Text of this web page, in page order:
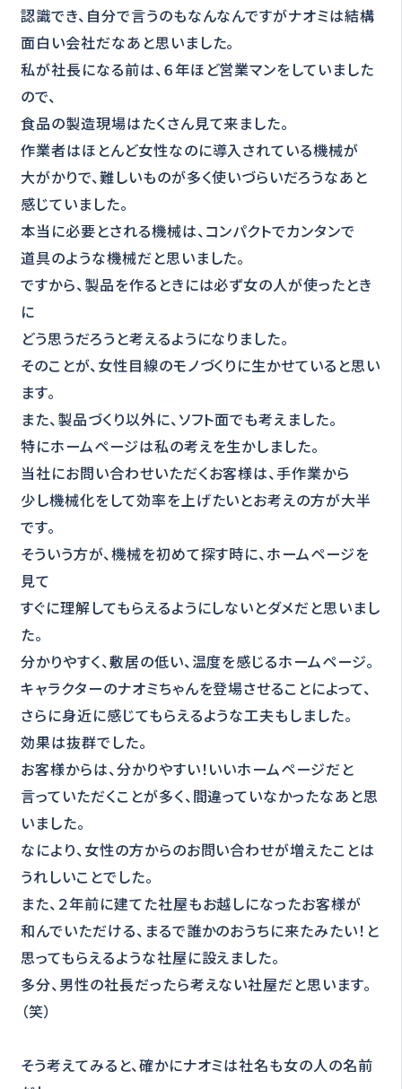
認識でき、自分で言うのもなんなんですがナオミは結構
面白い会社だなあと思いました。
私が社長になる前は、６年ほど営業マンをしていました
ので、
食品の製造現場はたくさん見て来ました。
作業者はほとんど女性なのに導入されている機械が
大がかりで、難しいものが多く使いづらいだろうなあと
感じていました。
本当に必要とされる機械は、コンパクトでカンタンで
道具のような機械だと思いました。
ですから、製品を作るときには必ず女の人が使ったとき
に
どう思うだろうと考えるようになりました。
そのことが、女性目線のモノづくりに生かせていると思い
ます。
また、製品づくり以外に、ソフト面でも考えました。
特にホームページは私の考えを生かしました。
当社にお問い合わせいただくお客様は、手作業から
少し機械化をして効率を上げたいとお考えの方が大半
です。
そういう方が、機械を初めて探す時に、ホームページを
見て
すぐに理解してもらえるようにしないとダメだと思いまし
た。
分かりやすく、敷居の低い、温度を感じるホームページ。
キャラクターのナオミちゃんを登場させることによって、
さらに身近に感じてもらえるような工夫もしました。
効果は抜群でした。
お客様からは、分かりやすい！いいホームページだと
言っていただくことが多く、間違っていなかったなあと思
いました。
なにより、女性の方からのお問い合わせが増えたことは
うれしいことでした。
また、２年前に建てた社屋もお越しになったお客様が
和んでいただける、まるで誰かのおうちに来たみたい！と
思ってもらえるような社屋に設えました。
多分、男性の社長だったら考えない社屋だと思います。
（笑）
そう考えてみると、確かにナオミは社名も女の人の名前